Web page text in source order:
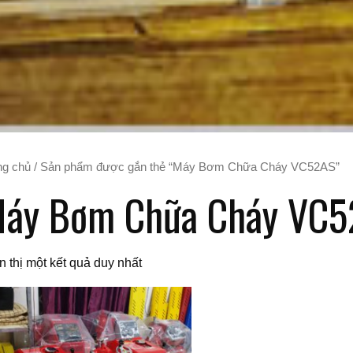
chủ / Sản phẩm được gắn thẻ “Máy Bơm Chữa Cháy VC52AS”
Bơm Chữa Cháy
thị một kết quả duy nhất